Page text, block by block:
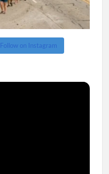
Follow on Instagram